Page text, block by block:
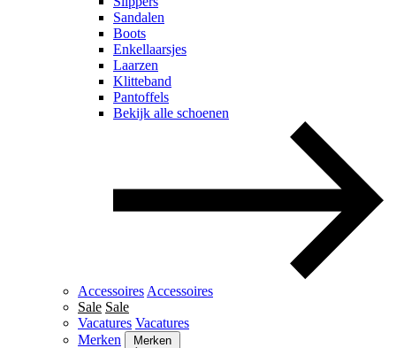
Sandalen
Boots
Enkellaarsjes
Laarzen
Klitteband
Pantoffels
Bekijk alle schoenen
Accessoires Accessoires
Sale Sale
Vacatures Vacatures
Merken
Merken